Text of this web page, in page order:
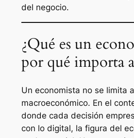
del negocio.
¿Qué es un
por qué importa
Un economista no se limita
macroeconómico. En el
donde cada decisión
con lo digital, la figura del